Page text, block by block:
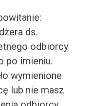
ds.
odbiorcy
po imieniu.
wymienione
lub nie masz